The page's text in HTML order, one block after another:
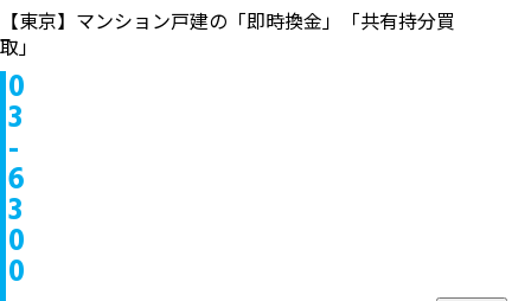
【東京】マンション戸建の「即時換金」「共有持分買
取」
0
3
-
6
3
0
0